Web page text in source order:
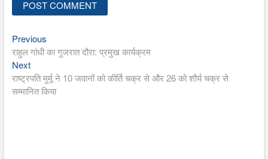
Post
navigation
PreviousPrevious
post:
राहुल गांधी का गुजरात दौरा: प्रमुख कार्यक्रम
NextNext
post:
राष्ट्रपति मुर्मू ने 10 जवानों को कीर्ति चक्र से और 26 को शौर्य चक्र से
सम्मानित किया